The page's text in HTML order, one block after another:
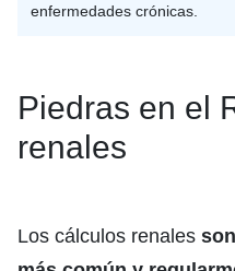
enfermedades crónicas.
Piedras en el
renales
Los cálculos renales